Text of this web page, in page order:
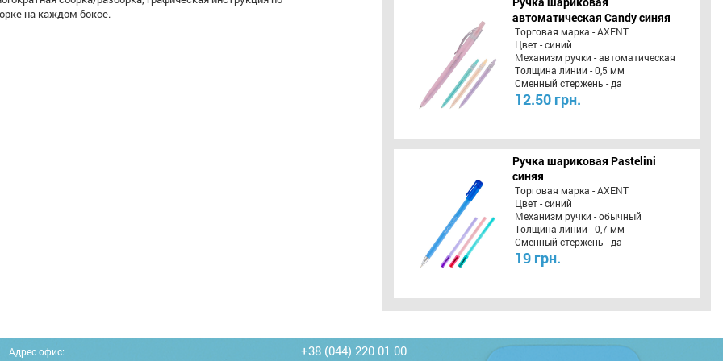
на каждом боксе.
автоматическая Candy синяя
Торговая марка - AXENT
Цвет - синий
Механизм ручки - автоматическая
Толщина линии - 0,5 мм
Сменный стержень - да
12.50 грн.
Ручка шариковая Pastelini
синяя
Торговая марка - AXENT
Цвет - синий
Механизм ручки - обычный
Толщина линии - 0,7 мм
Сменный стержень - да
19 грн.
Адрес офис:
+38 (044) 220 01 00